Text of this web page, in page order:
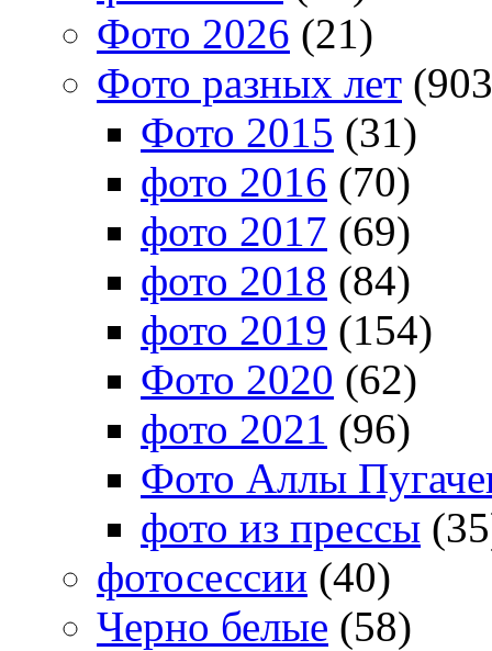
Фото 2026 (21)
Фото разных лет
Фото 2015 (31)
фото 2016 (70)
фото 2017 (69)
фото 2018 (84)
фото 2019 (154)
Фото 2020 (62)
фото 2021 (96)
Фото Аллы
фото из прессы
фотосессии (40)
Черно белые (58)